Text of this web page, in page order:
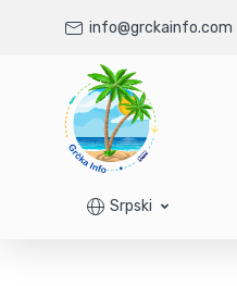
info@grckainfo.com
Srpski